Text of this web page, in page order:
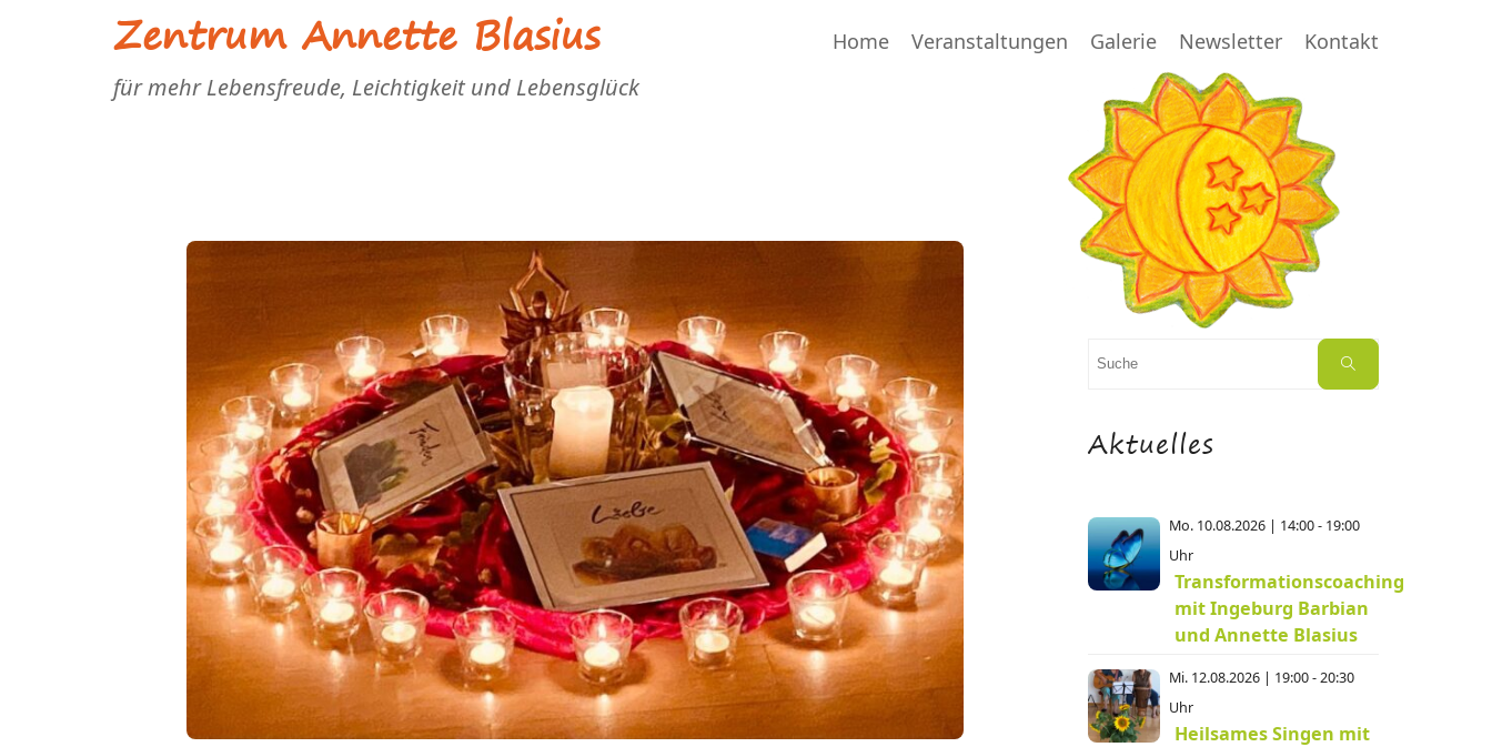
Zentrum Annette Blasius
für mehr Lebensfreude, Leichtigkeit und Lebensglück
Home Veranstaltungen Galerie Newsletter Kontakt
Suchen
Suche
Aktuelles
Mo. 10.08.2026 | 14:00 - 19:00
Uhr
Transformationscoaching
mit Ingeburg Barbian
und Annette Blasius
Mi. 12.08.2026 | 19:00 - 20:30
Uhr
Heilsames Singen mit